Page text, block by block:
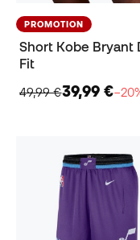
PROMOTION
Short Kobe Bryant
Fit
49,99 €39,99 €